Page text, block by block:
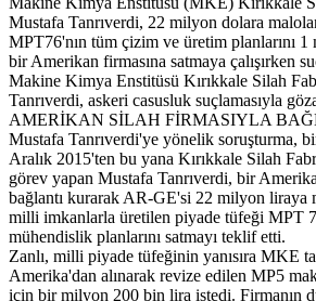
Mustafa Tanrıverdi, 22 milyon dolara
MPT76'nın tüm çizim ve üretim planlarını
bir Amerikan firmasına satmaya çalışırken
Makine Kimya Enstitüsü Kırıkkale Silah
Tanrıverdi, askeri casusluk suçlamasıyla
AMERİKAN SİLAH FİRMASIYLA
Mustafa Tanrıverdi'ye yönelik soruşturma,
Aralık 2015'ten bu yana Kırıkkale Silah
görev yapan Mustafa Tanrıverdi, bir
bağlantı kurarak AR-GE'si 22 milyon liraya
milli imkanlarla üretilen piyade tüfeği MPT
mühendislik planlarını satmayı teklif etti.
Zanlı, milli piyade tüfeğinin yanısıra MKE
Amerika'dan alınarak revize edilen MP5
için bir milyon 200 bin lira istedi. Firmanın